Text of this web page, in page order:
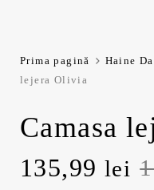
Prima pagină Haine
lejera Olivia
Camasa
Prețul
135,99 lei
Prețul